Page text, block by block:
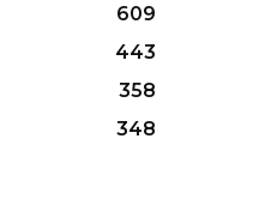
609
443
358
348